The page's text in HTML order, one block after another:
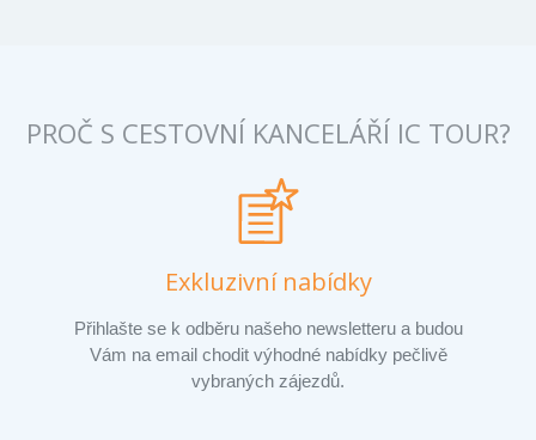
PROČ S CESTOVNÍ KANCELÁŘÍ IC TOUR?
Exkluzivní nabídky
Přihlašte se k odběru našeho newsletteru a budou
Vám na email chodit výhodné nabídky pečlivě
vybraných zájezdů.